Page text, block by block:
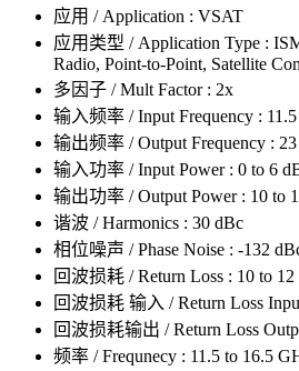
应用 / Application : VSAT
应用类型 / Application Type :
Radio, Point-to-Point, Satellite
多因子 / Mult Factor : 2x
输入频率 / Input Frequency :
输出频率 / Output Frequency :
输入功率 / Input Power : 0 to 6
输出功率 / Output Power : 10 to
谐波 / Harmonics : 30 dBc
相位噪声 / Phase Noise : -132
回波损耗 / Return Loss : 10 to 12
回波损耗 输入 / Return Loss
回波损耗输出 / Return Loss
频率 / Frequnecy : 11.5 to 16.5